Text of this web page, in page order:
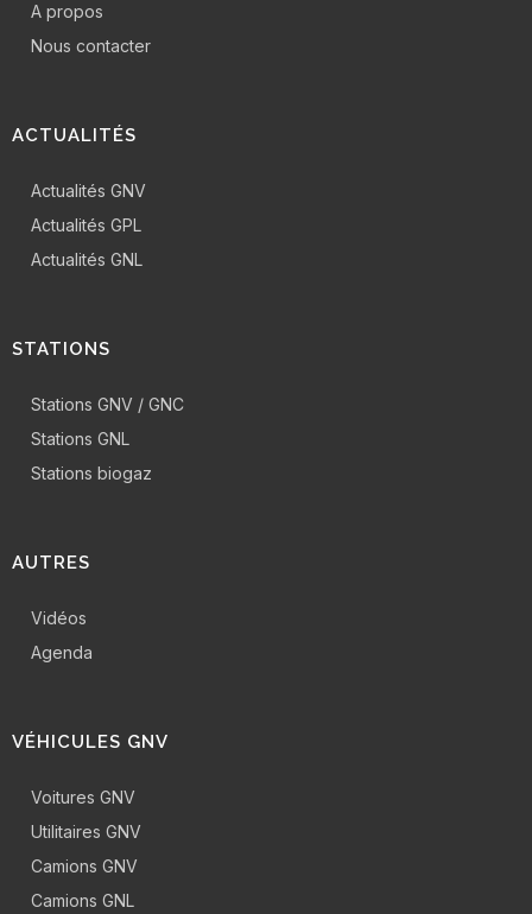
A propos
Nous contacter
ACTUALITÉS
Actualités GNV
Actualités GPL
Actualités GNL
STATIONS
Stations GNV / GNC
Stations GNL
Stations biogaz
AUTRES
Vidéos
Agenda
VÉHICULES GNV
Voitures GNV
Utilitaires GNV
Camions GNV
Camions GNL